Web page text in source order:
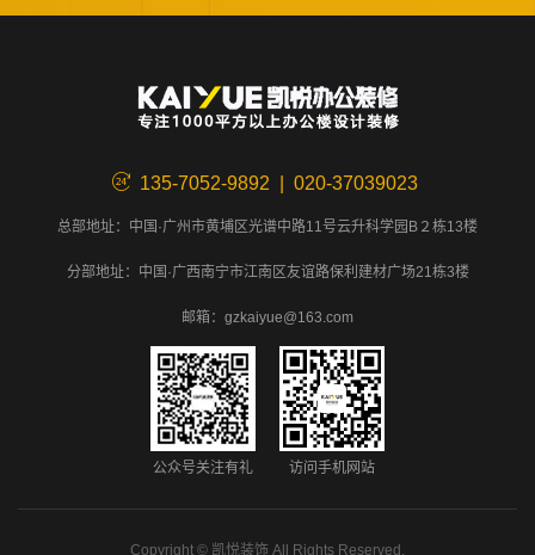
135-7052-9892 | 020-37039023
总部地址：中国·广州市黄埔区光谱中路11号云升科学园B２栋13楼
分部地址：中国·广西南宁市江南区友谊路保利建材广场21栋3楼
邮箱：gzkaiyue@163.com
公众号关注有礼 访问手机网站
Copyright © 凯悦装饰 All Rights Reserved.